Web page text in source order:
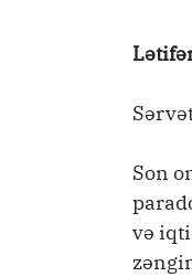
Son
və